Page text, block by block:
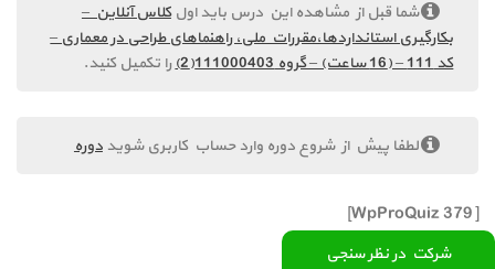
شرکت در نظر سنجی
شما قبل از مشاهده این درس باید اولکلاس آنلاین –
بکارگیری استانداردها،مقررات ملی، راهنماهای طراحی در معماری –
کد 111 – (16 ساعت) – گروه 111000403(2)
را تکمیل کنید.
لطفا پیش از شروع دوره وارد حساب کاربری شویددوره
[WpProQuiz 379]